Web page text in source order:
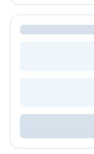
Ceai
Bacanie
Despre noi
Livrare